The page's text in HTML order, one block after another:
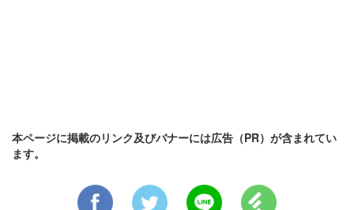
本ページに掲載のリンク及びバナーには広告（PR）が含まれてい
ます。